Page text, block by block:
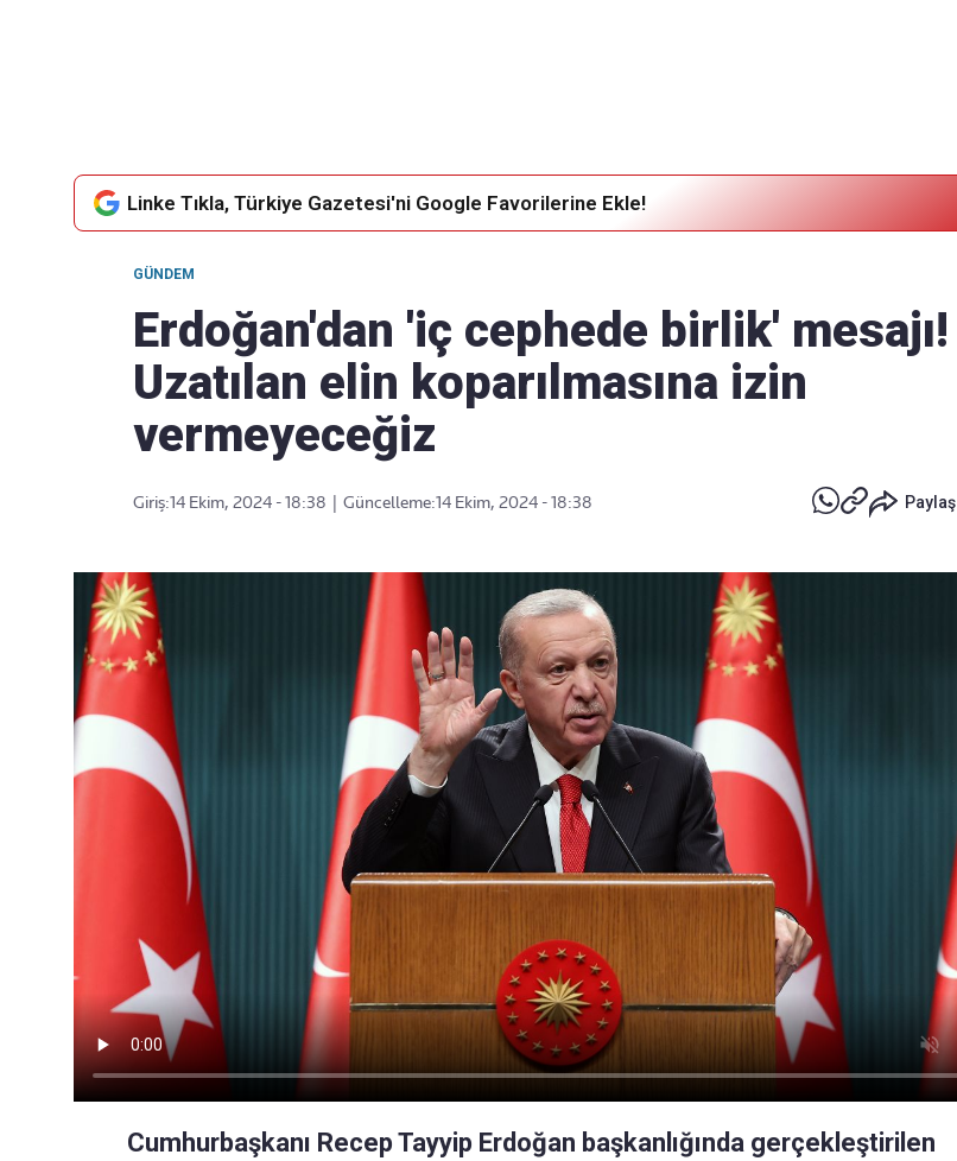
Linke Tıkla, Türkiye Gazetesi'ni Google Favorilerine Ekle!
GÜNDEM
Erdoğan'dan 'iç cephede birlik' mesajı!
Uzatılan elin koparılmasına izin
vermeyeceğiz
Giriş:14 Ekim, 2024 - 18:38 Güncelleme:14 Ekim, 2024 - 18:38 Paylaş
Cumhurbaşkanı Recep Tayyip Erdoğan başkanlığında gerçekleştirilen